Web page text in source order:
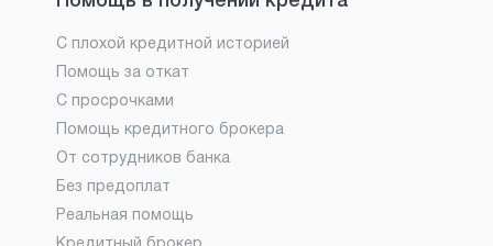
С плохой кредитной историей
Помощь за откат
С просрочками
Помощь кредитного брокера
От сотрудников банка
Без предоплат
Реальная помощь